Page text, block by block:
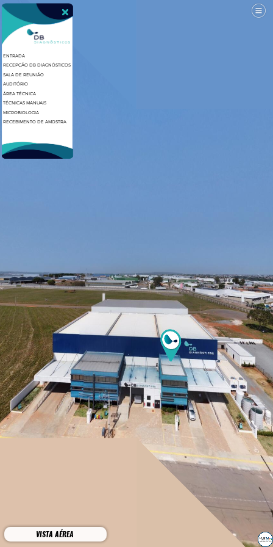
ENTRADA
RECEPÇÃO DB DIAGNÓSTICOS
SALA DE REUNIÃO
AUDITÓRIO
ÁREA TÉCNICA
TÉCNICAS MANUAIS
MICROBIOLOGIA
RECEBIMENTO DE AMOSTRA
VISTA AÉREA